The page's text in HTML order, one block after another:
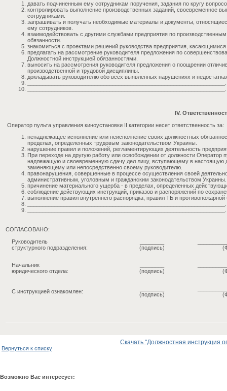
давать подчиненным ему сотрудникам поручения, задания по кругу
контролировать выполнение производственных заданий, своевременное
сотрудниками.
запрашивать и получать необходимые материалы и документы,
ему сотрудников.
взаимодействовать с другими службами предприятия по
обязанности.
знакомиться с проектами решений руководства предприятия,
предлагать на рассмотрение руководителя предложения по
Должностной инструкцией обязанностями.
выносить на рассмотрения руководителя предложения о поощрении
производственной и трудовой дисциплины.
докладывать руководителю обо всех выявленных нарушениях и
IV.
Оператор пульта управления киноустановки II категории несет ответственность за:
ненадлежащее исполнение или неисполнение своих должностных
пределах, определенных трудовым законодательством Украины.
нарушение правил и положений, регламентирующих деятельность
При переходе на другую работу или освобождении от должности Оператор
надлежащую и своевременную сдачу дел лицу, вступающему в настоящую
заменяющему или непосредственно своему руководителю.
правонарушения, совершенные в процессе осуществления своей
административным, уголовным и гражданским законодательством Украины.
причинение материального ущерба - в пределах, определенных
соблюдение действующих инструкций, приказов и распоряжений по
выполнение правил внутреннего распорядка, правил ТБ и противопожарной
СОГЛАСОВАНО:
Руководитель
структурного подразделения:
(подпись)
Начальник
юридического отдела:
(подпись)
С инструкцией ознакомлен:
(подпись)
Вернуться к списку
Скачать "Должностная инструкция
Возможно Вас интересует: